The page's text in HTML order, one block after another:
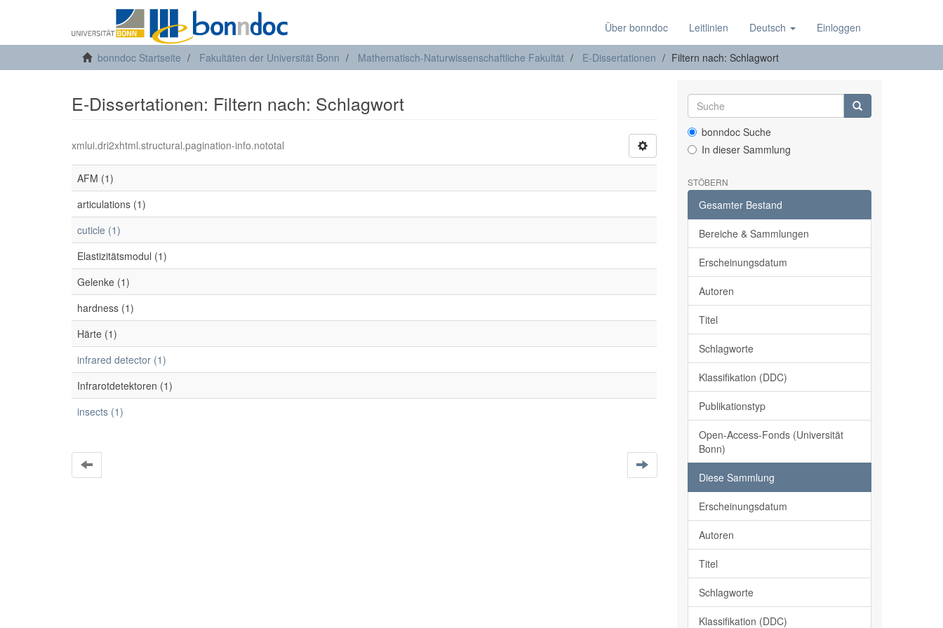
Über bonndoc Leitlinien Deutsch Einloggen
bonndoc Startseite Fakultäten der Universität Bonn Mathematisch-Naturwissenschaftliche Fakultät E-Dissertationen Filtern nach: Schlagwort
E-Dissertationen: Filtern nach: Schlagwort
xmlui.dri2xhtml.structural.pagination-info.nototal
AFM (1)
articulations (1)
cuticle (1)
Elastizitätsmodul (1)
Gelenke (1)
hardness (1)
Härte (1)
infrared detector (1)
Infrarotdetektoren (1)
insects (1)
bonndoc Suche
In dieser Sammlung
STÖBERN
Gesamter Bestand
Bereiche & Sammlungen
Erscheinungsdatum
Autoren
Titel
Schlagworte
Klassifikation (DDC)
Publikationstyp
Open-Access-Fonds (Universität
Bonn)
Diese Sammlung
Erscheinungsdatum
Autoren
Titel
Schlagworte
Klassifikation (DDC)